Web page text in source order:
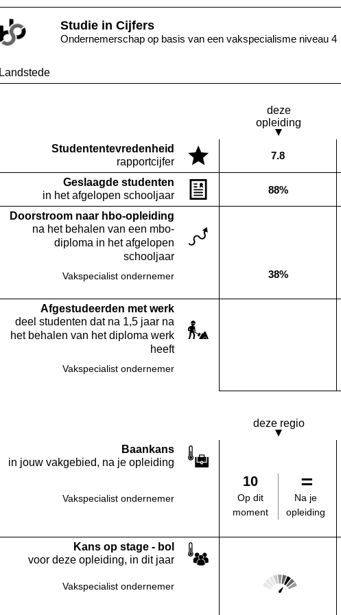
Studie in Cijfers
Ondernemerschap op basis van een vakspecialisme niveau 4
Landstede
deze
opleiding
Studenten­tevredenheid
rapportcijfer
Deze opleiding:
7.8
Geslaagde studenten
in het afgelopen schooljaar
Deze opleiding:
88%
Doorstroom naar hbo-opleiding
na het behalen van een mbo-
diploma in het afgelopen
schooljaar
Vakspecialist ondernemer Deze opleiding:
38%
Af­gestudeerden met werk
deel studenten dat na 1,5 jaar na
het behalen van het diploma werk
heeft
Vakspecialist ondernemer
deze regio
Baankans
in jouw vakgebied, na je opleiding
Vakspecialist ondernemer
10
Op dit
moment
Na je
opleiding
Kans op stage - bol
voor deze opleiding, in dit jaar
Vakspecialist ondernemer Deze regio:
Score: 4 van 5